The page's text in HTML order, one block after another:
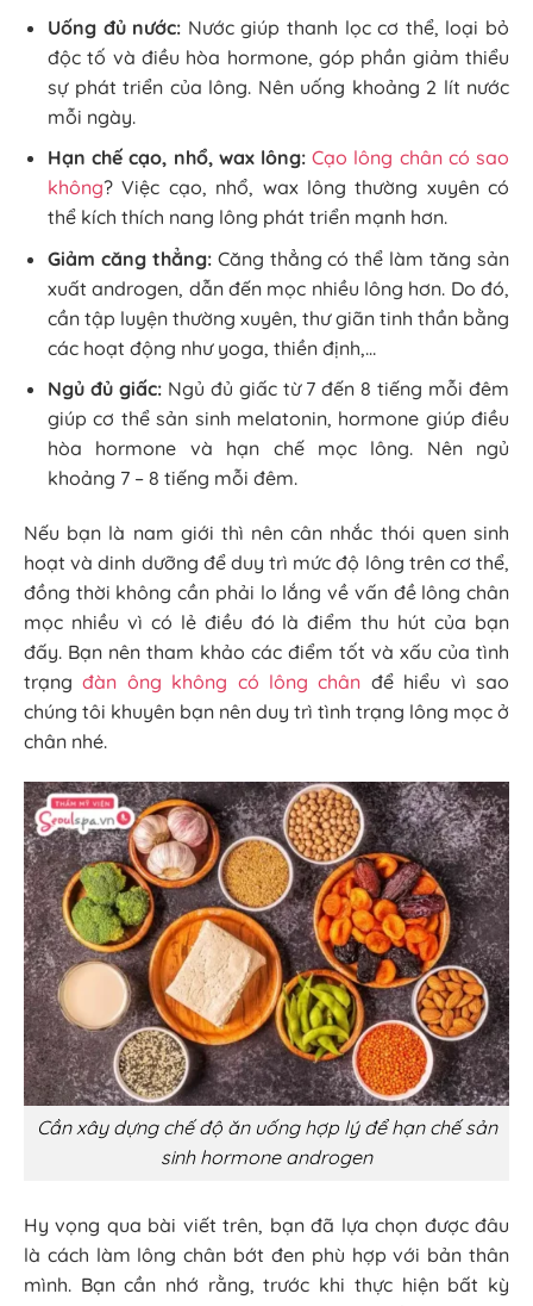
Uống đủ nước: Nước giúp thanh lọc cơ thể, loại bỏ
độc tố và điều hòa hormone, góp phần giảm thiểu
sự phát triển của lông. Nên uống khoảng 2 lít nước
mỗi ngày.
Hạn chế cạo, nhổ, wax lông: Cạo lông chân có sao
không? Việc cạo, nhổ, wax lông thường xuyên có
thể kích thích nang lông phát triển mạnh hơn.
Giảm căng thẳng: Căng thẳng có thể làm tăng sản
xuất androgen, dẫn đến mọc nhiều lông hơn. Do đó,
cần tập luyện thường xuyên, thư giãn tinh thần bằng
các hoạt động như yoga, thiền định,…
Ngủ đủ giấc: Ngủ đủ giấc từ 7 đến 8 tiếng mỗi đêm
giúp cơ thể sản sinh melatonin, hormone giúp điều
hòa hormone và hạn chế mọc lông. Nên ngủ
khoảng 7 – 8 tiếng mỗi đêm.
Nếu bạn là nam giới thì nên cân nhắc thói quen sinh
hoạt và dinh dưỡng để duy trì mức độ lông trên cơ thể,
đồng thời không cần phải lo lắng về vấn đề lông chân
mọc nhiều vì có lẻ điều đó là điểm thu hút của bạn
đấy. Bạn nên tham khảo các điểm tốt và xấu của tình
trạngđàn ông không có lông chân để hiểu vì sao
chúng tôi khuyên bạn nên duy trì tình trạng lông mọc ở
chân nhé.
Cần xây dựng chế độ ăn uống hợp lý để hạn chế sản
sinh hormone androgen
Hy vọng qua bài viết trên, bạn đã lựa chọn được đâu
là cách làm lông chân bớt đen phù hợp với bản thân
mình. Bạn cần nhớ rằng, trước khi thực hiện bất kỳ